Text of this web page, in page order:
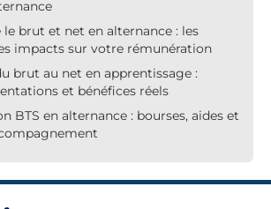
brut et net en alternance : les
impacts sur votre rémunération
brut au net en apprentissage :
et bénéfices réels
BTS en alternance : bourses, aides et